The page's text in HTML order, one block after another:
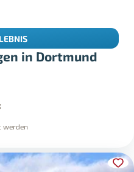
in Dortmund
werden